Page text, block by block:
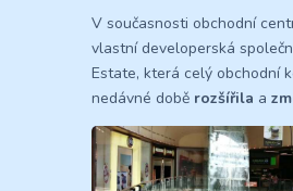
V současnosti obchodní
vlastní developerská
Estate, která celý obchodní
nedávné době rozšířila a